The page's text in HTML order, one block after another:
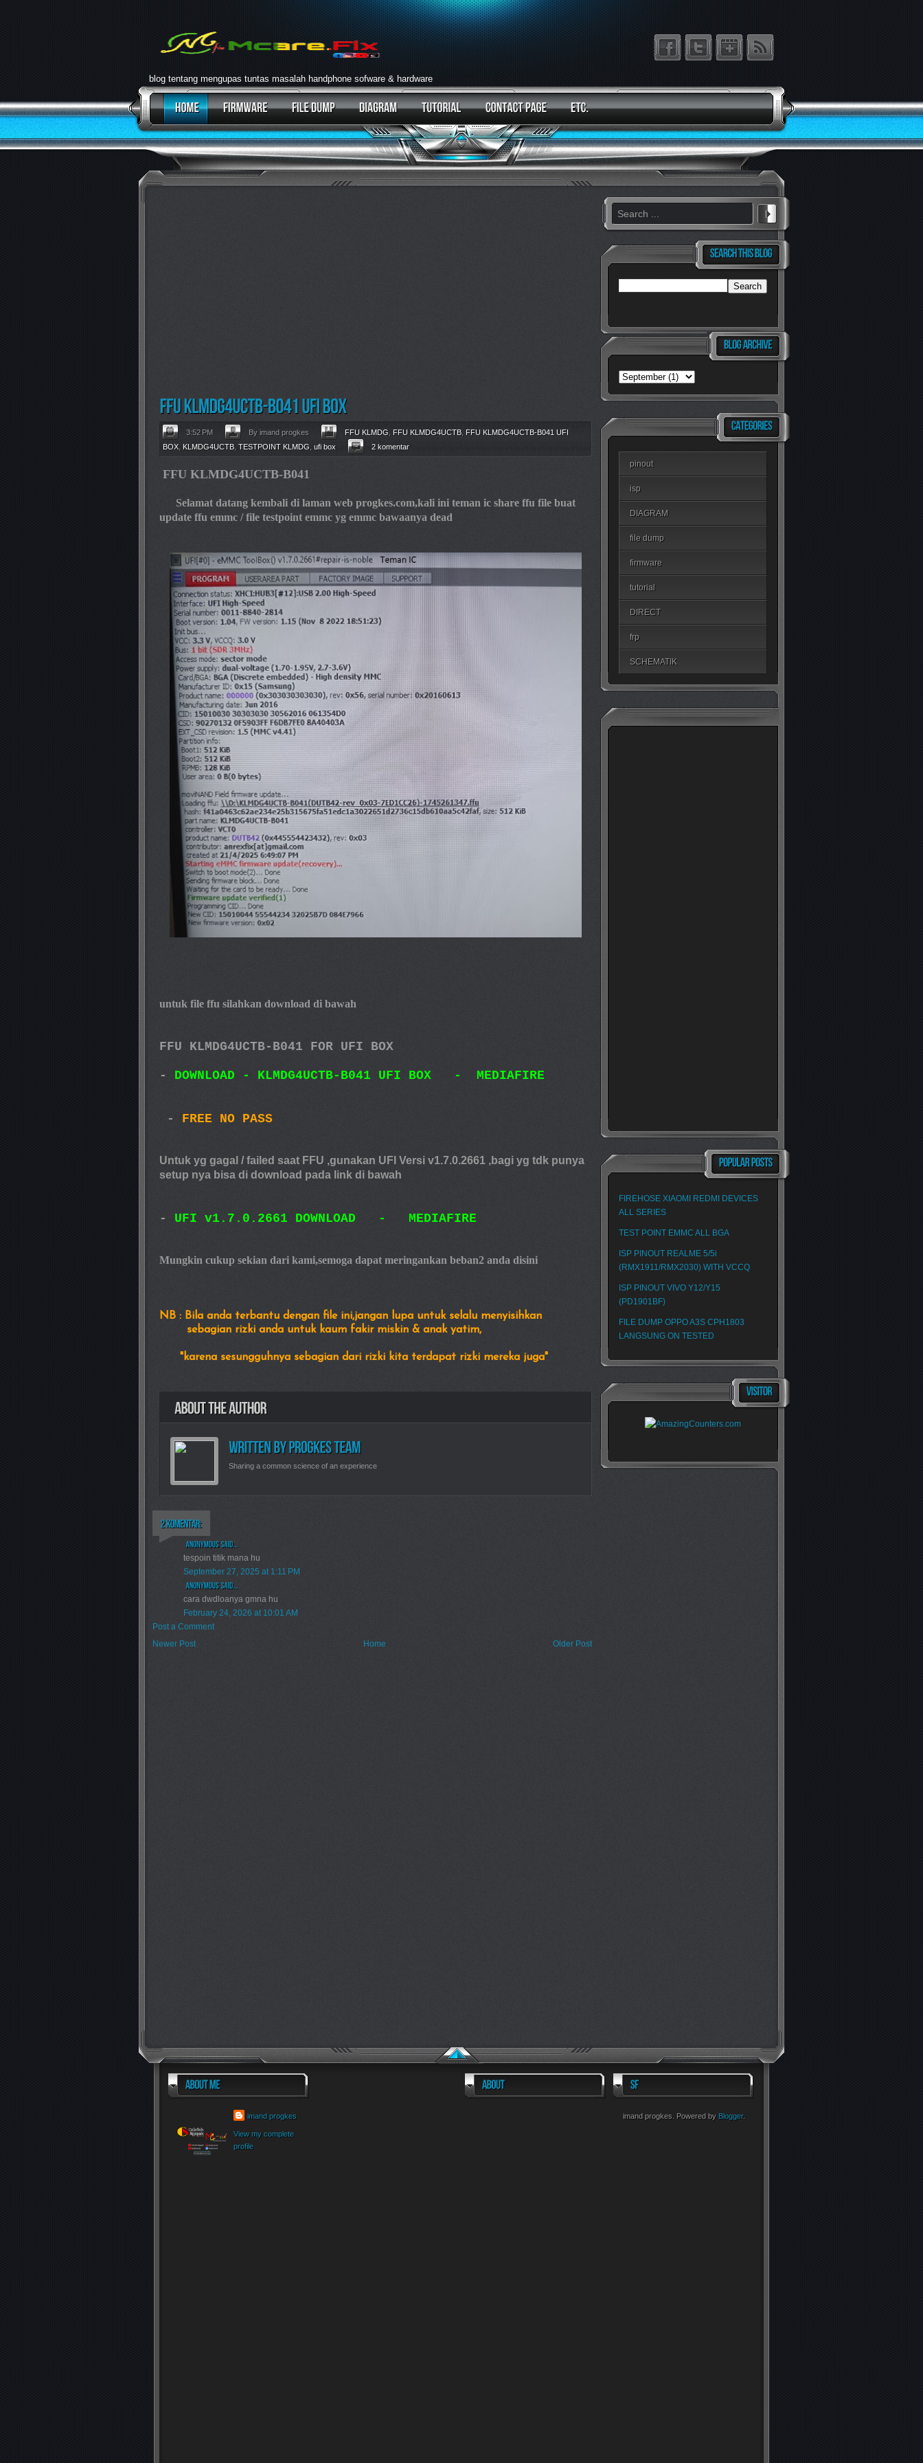
blog tentang mengupas tuntas masalah handphone sofware & hardware
3:52 PM By imand progkes FFU KLMDG FFU KLMDG4UCTB FFU KLMDG4UCTB-B041 UFI
BOX KLMDG4UCTB TESTPOINT KLMDG ufi box 2 komentar
FFU KLMDG4UCTB-B041
Selamat datang kembali di laman web progkes.com,kali ini teman ic share ffu file buat
update ffu emmc / file testpoint emmc yg emmc bawaanya dead
untuk file ffu silahkan download di bawah
FFU KLMDG4UCTB-B041 FOR UFI BOX
- DOWNLOAD - KLMDG4UCTB-B041 UFI BOX - MEDIAFIRE
- FREE NO PASS
Untuk yg gagal / failed saat FFU ,gunakan UFI Versi v1.7.0.2661 ,bagi yg tdk punya
setup nya bisa di download pada link di bawah
- UFI v1.7.0.2661 DOWNLOAD - MEDIAFIRE
Mungkin cukup sekian dari kami,semoga dapat meringankan beban2 anda disini
NB : Bila anda terbantu dengan file ini,jangan lupa untuk selalu menyisihkan
sebagian rizki anda untuk kaum fakir miskin & anak yatim,
"karena sesungguhnya sebagian dari rizki kita terdapat rizki mereka juga"
Sharing a common science of an experience
tespoin titik mana hu
September 27, 2025 at 1:11 PM
cara dwdloanya gmna hu
February 24, 2026 at 10:01 AM
Post a Comment
Newer Post
Older Post
Home
pinout
isp
DIAGRAM
file dump
firmware
tutorial
DIRECT
frp
SCHEMATIK
FIREHOSE XIAOMI REDMI DEVICES
ALL SERIES
TEST POINT EMMC ALL BGA
ISP PINOUT REALME 5/5i
(RMX1911/RMX2030) WITH VCCQ
ISP PINOUT VIVO Y12/Y15
(PD1901BF)
FILE DUMP OPPO A3S CPH1803
LANGSUNG ON TESTED
imand progkes
View my complete
profile
imand progkes. Powered by Blogger.